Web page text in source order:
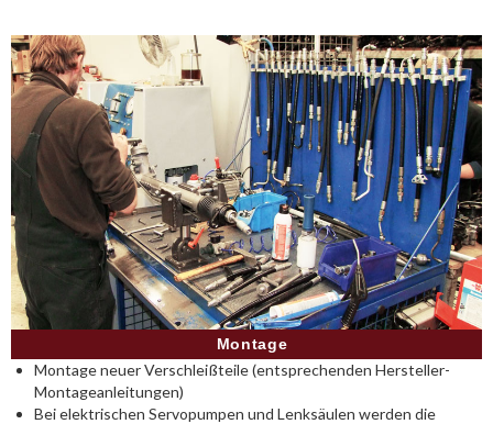
Montage
Montage neuer Verschleißteile (entsprechenden Hersteller-
Montageanleitungen)
Bei elektrischen Servopumpen und Lenksäulen werden die